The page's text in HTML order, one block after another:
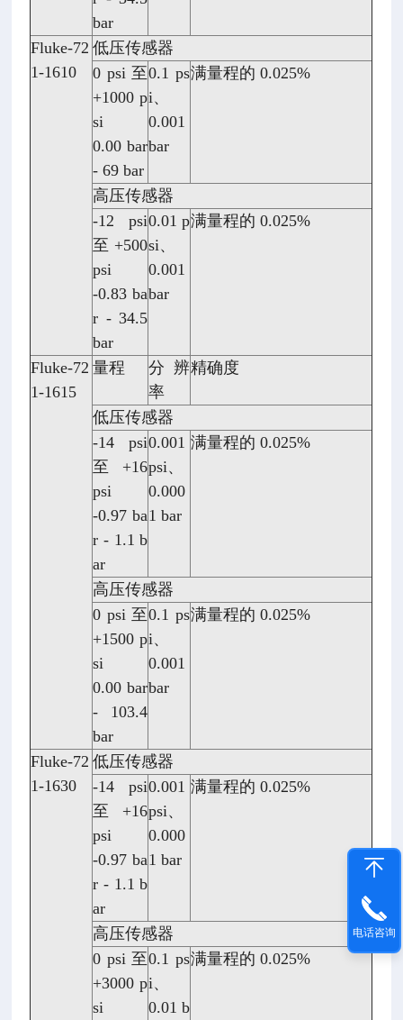
bar
Fluke-72
1-1610
低压传感器
0 psi 至
+1000 p
si
0.00 bar
- 69 bar
0.1 ps
i、
0.001
bar
满量程的 0.025%
高压传感器
-12 psi
至 +500
psi
-0.83 ba
r - 34.5
bar
0.01 p
si、
0.001
bar
满量程的 0.025%
Fluke-72
1-1615
量程
分辨
率
精确度
低压传感器
-14 psi
至 +16
psi
-0.97 ba
r - 1.1 b
ar
0.001
psi、
0.000
1 bar
满量程的 0.025%
高压传感器
0 psi 至
+1500 p
si
0.00 bar
- 103.4
bar
0.1 ps
i、
0.001
bar
满量程的 0.025%
Fluke-72
1-1630
低压传感器
-14 psi
至 +16
psi
-0.97 ba
r - 1.1 b
ar
0.001
psi、
0.000
1 bar
满量程的 0.025%
高压传感器
0 psi 至
+3000 p
si
0.1 ps
i、
0.01 b
满量程的 0.025%
电话咨询